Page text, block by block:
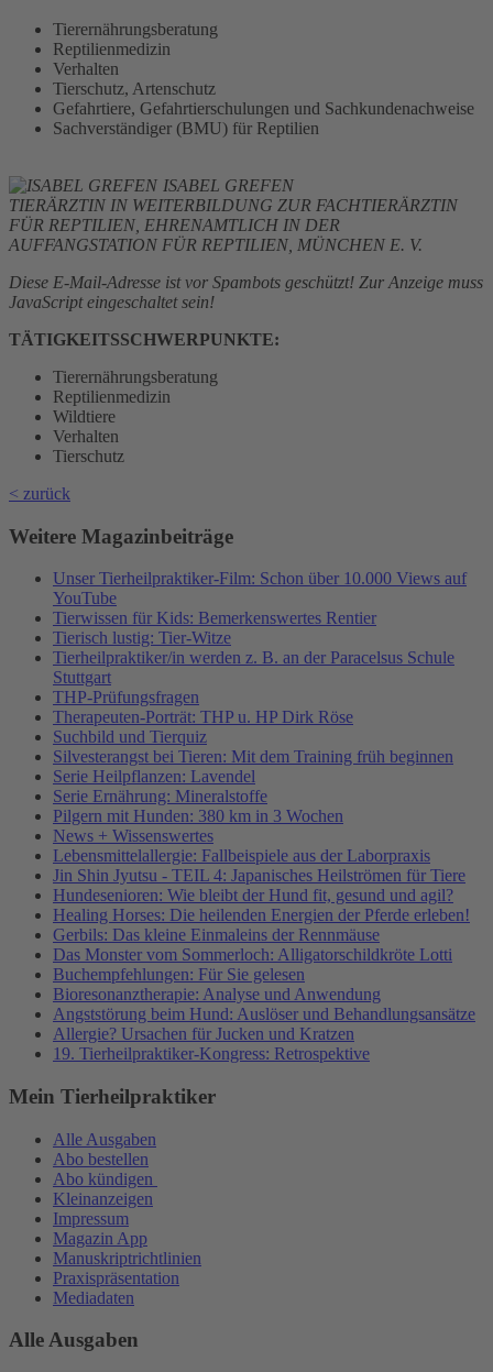
Tierernährungsberatung
Reptilienmedizin
Verhalten
Tierschutz, Artenschutz
Gefahrtiere, Gefahrtierschulungen und Sachkundenachweise
Sachverständiger (BMU) für Reptilien
ISABEL GREFEN
TIERÄRZTIN IN WEITERBILDUNG ZUR FACHTIERÄRZTIN
FÜR REPTILIEN, EHRENAMTLICH IN DER
AUFFANGSTATION FÜR REPTILIEN, MÜNCHEN E. V.
Diese E-Mail-Adresse ist vor Spambots geschützt! Zur Anzeige muss
JavaScript eingeschaltet sein!
TÄTIGKEITSSCHWERPUNKTE:
Tierernährungsberatung
Reptilienmedizin
Wildtiere
Verhalten
Tierschutz
< zurück
Weitere Magazinbeiträge
Unser Tierheilpraktiker-Film: Schon über 10.000 Views auf
YouTube
Tierwissen für Kids: Bemerkenswertes Rentier
Tierisch lustig: Tier-Witze
Tierheilpraktiker/in werden z. B. an der Paracelsus Schule
Stuttgart
THP-Prüfungsfragen
Therapeuten-Porträt: THP u. HP Dirk Röse
Suchbild und Tierquiz
Silvesterangst bei Tieren: Mit dem Training früh beginnen
Serie Heilpflanzen: Lavendel
Serie Ernährung: Mineralstoffe
Pilgern mit Hunden: 380 km in 3 Wochen
News + Wissenswertes
Lebensmittelallergie: Fallbeispiele aus der Laborpraxis
Jin Shin Jyutsu - TEIL 4: Japanisches Heilströmen für Tiere
Hundesenioren: Wie bleibt der Hund fit, gesund und agil?
Healing Horses: Die heilenden Energien der Pferde erleben!
Gerbils: Das kleine Einmaleins der Rennmäuse
Das Monster vom Sommerloch: Alligatorschildkröte Lotti
Buchempfehlungen: Für Sie gelesen
Bioresonanztherapie: Analyse und Anwendung
Angststörung beim Hund: Auslöser und Behandlungsansätze
Allergie? Ursachen für Jucken und Kratzen
19. Tierheilpraktiker-Kongress: Retrospektive
Mein Tierheilpraktiker
Alle Ausgaben
Abo bestellen
Abo kündigen
Kleinanzeigen
Impressum
Magazin App
Manuskriptrichtlinien
Praxispräsentation
Mediadaten
Alle Ausgaben